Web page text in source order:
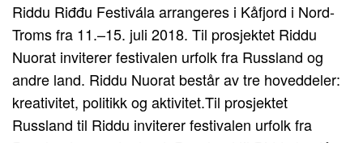
Riddu Riđđu Festivála arrangeres i Kåfjord i Nord-
Troms fra 11.–15. juli 2018. Til prosjektet Riddu
Nuorat inviterer festivalen urfolk fra Russland og
andre land. Riddu Nuorat består av tre hoveddeler:
kreativitet, politikk og aktivitet.Til prosjektet
Russland til Riddu inviterer festivalen urfolk fra